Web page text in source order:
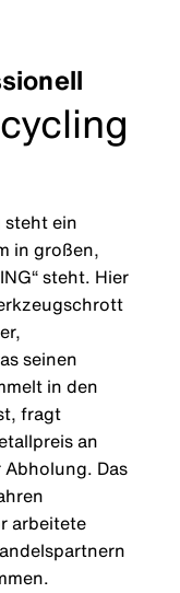
ein
in großen,
steht. Hier
seinen
in den
fragt
an
Das
arbeitete